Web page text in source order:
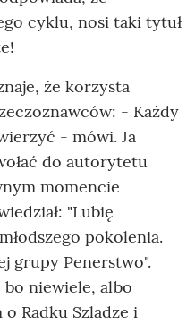
cyklu, nosi taki tytuł
że korzysta
- Każdy
- mówi. Ja
do autorytetu
momencie
"Lubię
pokolenia.
grupy Penerstwo".
niewiele, albo
Radku Szladze i